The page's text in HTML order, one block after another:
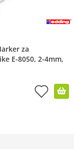
za
E-8050, 2-4mm,